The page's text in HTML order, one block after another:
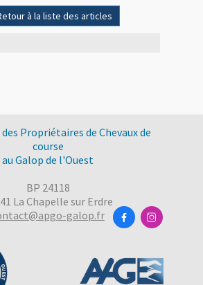
 
Propriétaires de Chevaux de
course
au Galop de l'Ouest
BP 24118
La Chapelle sur Erdre
galop.fr
à la liste des articles